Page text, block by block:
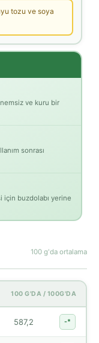
tozu ve soya
nemsiz ve kuru bir
sonrası
için buzdolabı yerine
100 g'da ortalama
100 G'DA / 100G'DA
587,2 -*